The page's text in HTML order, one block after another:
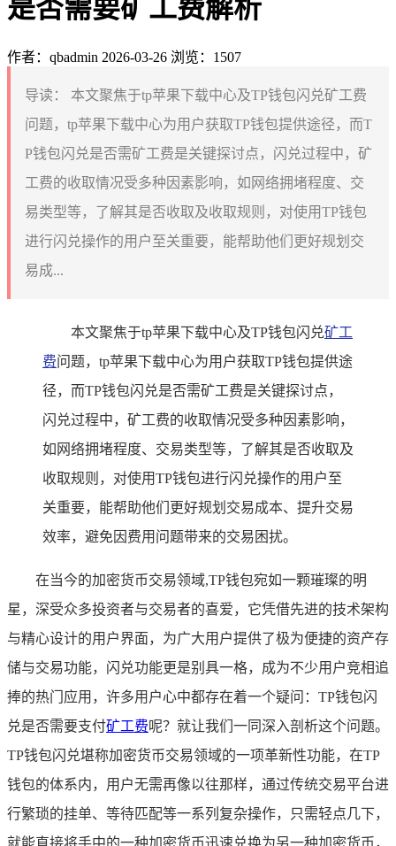
是否需要矿工费解析
作者：qbadmin 2026-03-26 浏览：1507
导读：
本文聚焦于tp苹果下载中心及TP钱包闪兑矿工费
问题，tp苹果下载中心为用户获取TP钱包提供途径，而T
P钱包闪兑是否需矿工费是关键探讨点，闪兑过程中，矿
工费的收取情况受多种因素影响，如网络拥堵程度、交
易类型等，了解其是否收取及收取规则，对使用TP钱包
进行闪兑操作的用户至关重要，能帮助他们更好规划交
易成...
本文聚焦于tp苹果下载中心及TP钱包闪兑矿工
费问题，tp苹果下载中心为用户获取TP钱包提供途
径，而TP钱包闪兑是否需矿工费是关键探讨点，
闪兑过程中，矿工费的收取情况受多种因素影响，
如网络拥堵程度、交易类型等，了解其是否收取及
收取规则，对使用TP钱包进行闪兑操作的用户至
关重要，能帮助他们更好规划交易成本、提升交易
效率，避免因费用问题带来的交易困扰。
在当今的加密货币交易领域,TP钱包宛如一颗璀璨的明
星，深受众多投资者与交易者的喜爱，它凭借先进的技术架构
与精心设计的用户界面，为广大用户提供了极为便捷的资产存
储与交易功能，闪兑功能更是别具一格，成为不少用户竞相追
捧的热门应用，许多用户心中都存在着一个疑问：TP钱包闪
兑是否需要支付矿工费呢？就让我们一同深入剖析这个问题。
TP钱包闪兑堪称加密货币交易领域的一项革新性功能，在TP
钱包的体系内，用户无需再像以往那样，通过传统交易平台进
行繁琐的挂单、等待匹配等一系列复杂操作，只需轻点几下，
就能直接将手中的一种加密货币迅速兑换为另一种加密货币，